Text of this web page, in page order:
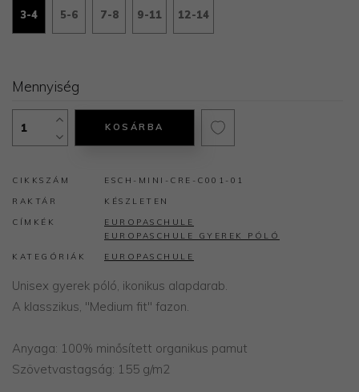
Unisex gyerek póló, ikonikus alapdarab.
A klasszikus, "Medium fit" fazon.
Anyaga: 100% minősített organikus pamut
Szövetvastagság: 155 g/m2
3-4 5-6 7-8 9-11 12-14
Mennyiség
KOSÁRBA
CIKKSZÁM
ESCH-MINI-CRE-C001-01
RAKTÁR
KÉSZLETEN
CÍMKÉK
EUROPASCHULE
EUROPASCHULE GYEREK PÓLÓ
KATEGÓRIÁK
EUROPASCHULE